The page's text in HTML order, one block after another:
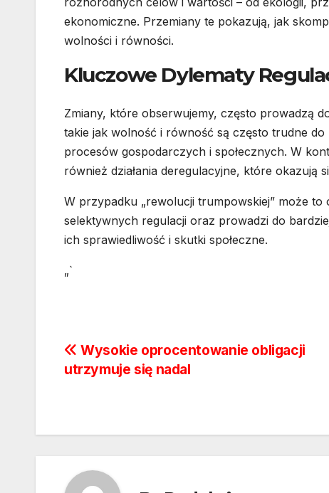
ekonomiczne. Przemiany te pokazują, jak
wolności i równości.
Kluczowe Dylematy
Zmiany, które obserwujemy, często prowadzą
takie jak wolność i równość są często trudne
procesów gospodarczych i społecznych. W
również działania deregulacyjne, które okazują
W przypadku „rewolucji trumpowskiej” może
selektywnych regulacji oraz prowadzi do
ich sprawiedliwość i skutki społeczne.
„`
Nawigacja
wpisu
Wysokie oprocentowanie obligacji
utrzymuje się nadal